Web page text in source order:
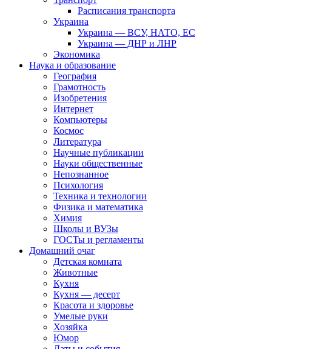
Расписания транспорта
Украина
Украина — ВСУ, НАТО, ЕС
Украина — ДНР и ЛНР
Экономика
Наука и образование
География
Грамотность
Изобретения
Интернет
Компьютеры
Космос
Литература
Научные публикации
Науки общественные
Непознанное
Психология
Техника и технологии
Физика и математика
Химия
Школы и ВУЗы
ГОСТы и регламенты
Домашний очаг
Детская комната
Животные
Кухня
Кухня — десерт
Красота и здоровье
Умелые руки
Хозяйка
Юмор